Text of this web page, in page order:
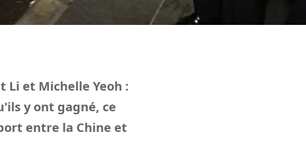
Li et Michelle Yeoh :
y ont gagné, ce
entre la Chine et